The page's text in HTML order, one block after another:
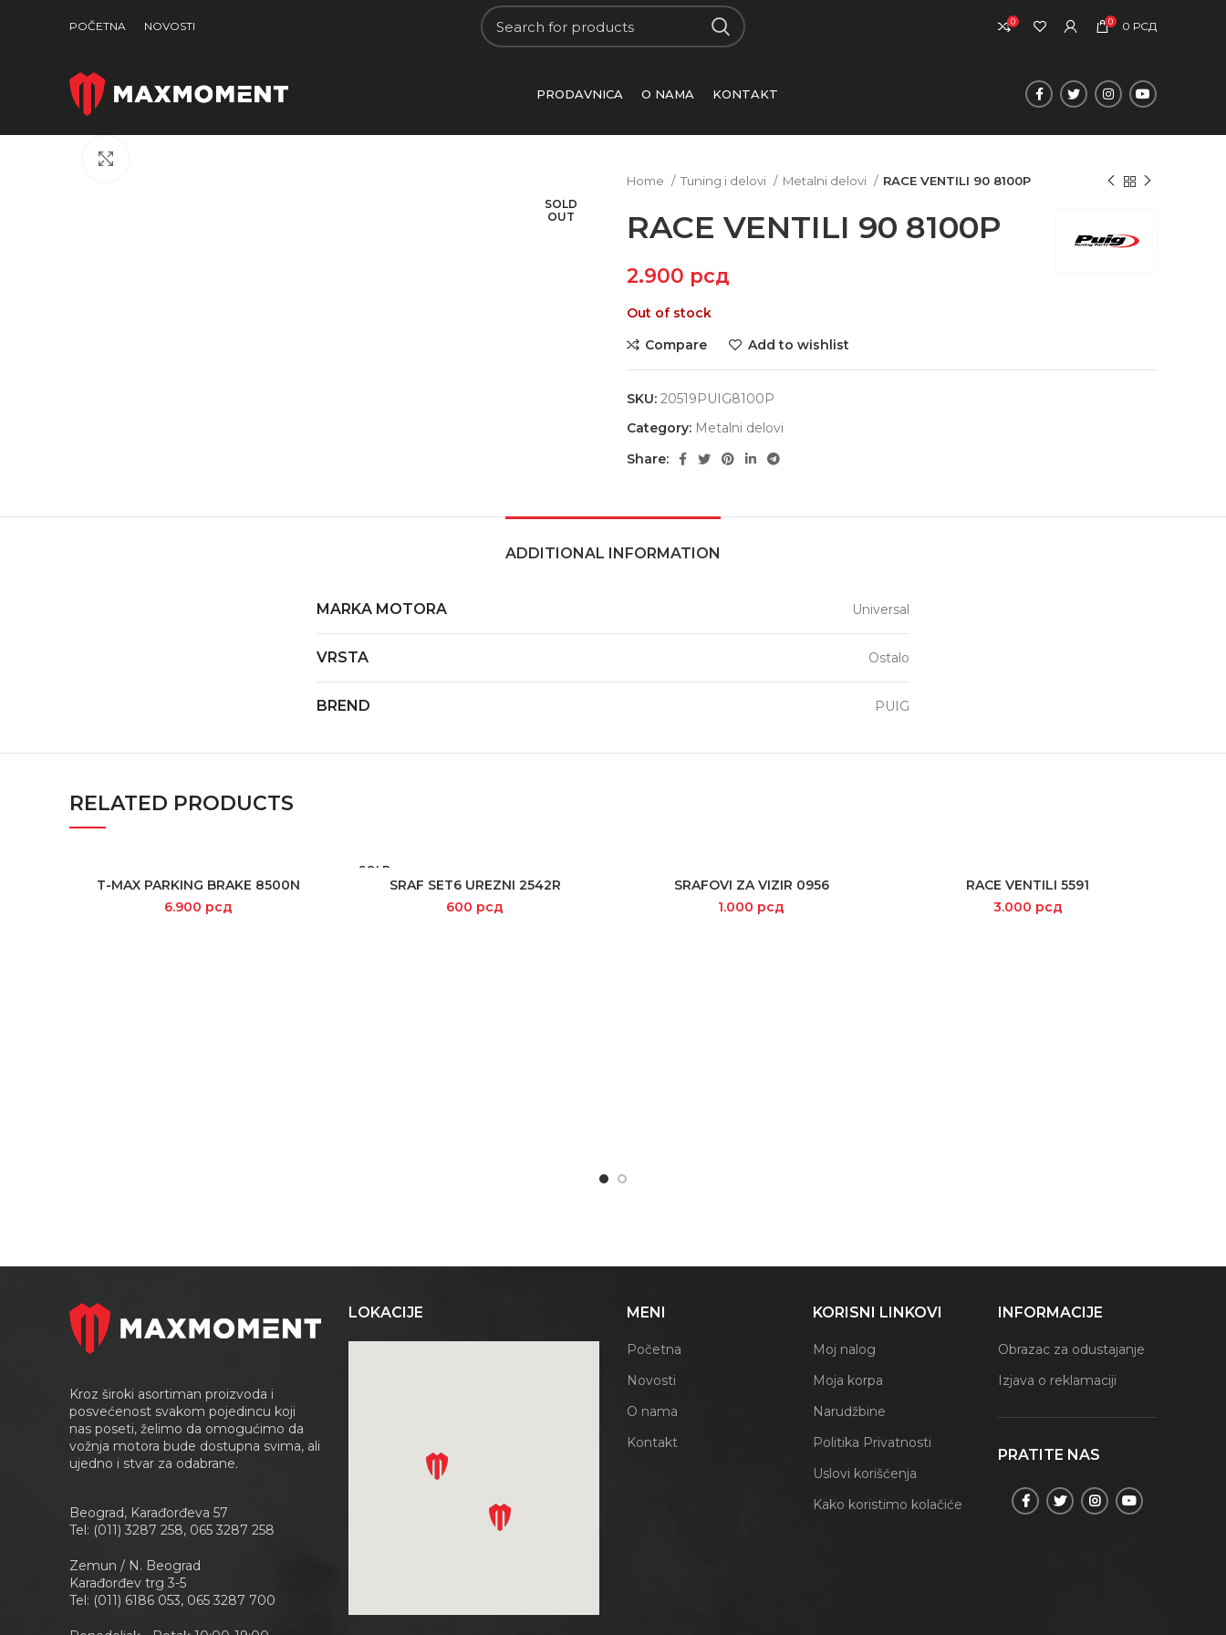
POČETNA NOVOSTI 0 0 0 РСД
PRODAVNICA O NAMA KONTAKT
SOLD
OUT
Home
Tuning i delovi Metalni delovi RACE VENTILI 90 8100P
RACE VENTILI 90 8100P
2.900 рсд
Out of stock
Compare
Add to wishlist
SKU: 20519PUIG8100P
Category: Metalni delovi
Share:
ADDITIONAL INFORMATION
MARKA MOTORA Universal
VRSTA Ostalo
BREND PUIG
RELATED PRODUCTS
ADD TO CART
T-MAX PARKING BRAKE 8500N
6.900 рсд
SOLD
READ MORE
SRAF SET6 UREZNI 2542R
600 рсд
SELECT OPTIONS
SRAFOVI ZA VIZIR 0956
1.000 рсд
SELECT OPTIONS
RACE VENTILI 5591
3.000 рсд
Kroz široki asortiman proizvoda i
posvećenost svakom pojedincu koji
nas poseti, želimo da omogućimo da
vožnja motora bude dostupna svima, ali
ujedno i stvar za odabrane.
Beograd, Karađorđeva 57
Tel: (011) 3287 258, 065 3287 258
Zemun / N. Beograd
Karađorđev trg 3-5
Tel: (011) 6186 053, 065 3287 700
LOKACIJE MENI
Početna
Novosti
O nama
Kontakt
KORISNI LINKOVI
Moj nalog
Moja korpa
Narudžbine
Politika Privatnosti
Uslovi korišćenja
Kako koristimo kolačiće
INFORMACIJE
Obrazac za odustajanje
Izjava o reklamaciji
PRATITE NAS